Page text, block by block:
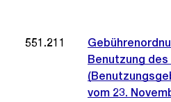
551.211
Benutzung
vom 23.